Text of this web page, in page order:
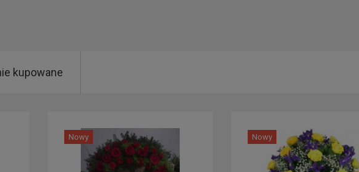
kupowane
Nowy Nowy